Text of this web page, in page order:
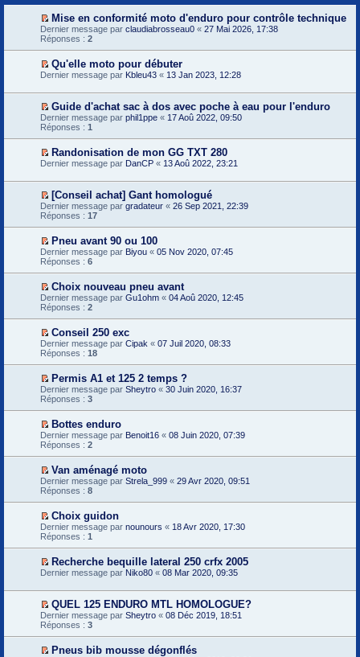
u
g
e
n
o
n
u
m
e
s
s
a
g
e
n
l
u
r
e
m
i
e
m
e
s
a
g
e
n
n
l
V
o
e
r
e
m
i
e
r
m
e
s
a
g
e
n
o
n
l
u
Mise en conformité moto d'enduro pour contrôle technique
Dernier message par claudiabrosseau0 « 27 Mai 2026, 17:38
Réponses : 2
V
i
e
p
r
e
m
i
m
e
s
s
a
g
e
n
o
n
l
u
Qu'elle moto pour débuter
Dernier message par Kbleu43 « 13 Jan 2023, 12:28
V
o
e
r
e
m
i
e
r
m
e
s
s
g
e
n
o
n
u
Guide d'achat sac à dos avec poche à eau pour l'enduro
Dernier message par phil1ppe « 17 Aoû 2022, 09:50
Réponses : 1
V
i
r
e
p
r
e
m
i
e
r
m
e
s
s
g
e
n
o
n
u
Randonisation de mon GG TXT 280
Dernier message par DanCP « 13 Aoû 2022, 23:21
V
o
e
p
r
e
m
i
e
r
m
e
s
s
a
g
e
n
o
u
[Conseil achat] Gant homologué
Dernier message par gradateur « 26 Sep 2021, 22:39
Réponses : 17
V
o
e
p
r
e
m
i
e
r
m
e
s
s
a
g
e
n
o
u
Pneu avant 90 ou 100
Dernier message par Biyou « 05 Nov 2020, 07:45
Réponses : 6
V
o
e
p
r
e
m
i
e
r
m
e
s
s
a
g
e
n
o
u
Choix nouveau pneu avant
Dernier message par Gu1ohm « 04 Aoû 2020, 12:45
Réponses : 2
V
o
e
p
r
e
m
i
e
r
m
e
s
s
a
g
e
n
o
u
Conseil 250 exc
Dernier message par Cipak « 07 Juil 2020, 08:33
Réponses : 18
V
o
e
p
r
e
m
i
e
r
m
e
s
s
a
g
e
o
n
u
Permis A1 et 125 2 temps ?
Dernier message par Sheytro « 30 Juin 2020, 16:37
Réponses : 3
V
o
e
p
r
e
m
i
e
r
m
e
s
g
e
n
o
n
Bottes enduro
Dernier message par Benoit16 « 08 Juin 2020, 07:39
Réponses : 2
V
o
e
p
r
e
m
i
r
m
e
s
s
g
Van aménagé moto
Dernier message par Strela_999 « 29 Avr 2020, 09:51
Réponses : 8
V
o
e
r
e
m
i
e
r
m
Choix guidon
Dernier message par nounours « 18 Avr 2020, 17:30
Réponses : 1
V
i
e
p
r
e
Recherche bequille lateral 250 crfx 2005
Dernier message par Niko80 « 08 Mar 2020, 09:35
V
o
QUEL 125 ENDURO MTL HOMOLOGUE?
Dernier message par Sheytro « 08 Déc 2019, 18:51
Réponses : 3
Pneus bib mousse dégonflés